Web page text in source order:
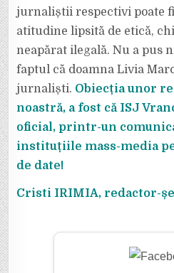
jurnaliștii respectivi poate
atitudine lipsită de etică,
neapărat ilegală. Nu a pus
faptul că doamna Livia
jurnaliști. Obiecția unor
noastră, a fost că ISJ
oficial, printr-un
instituțiile mass-media
de date!
Cristi IRIMIA, redactor-